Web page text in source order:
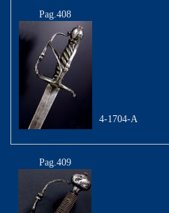
Pag.408
4-1704-A
Pag.409